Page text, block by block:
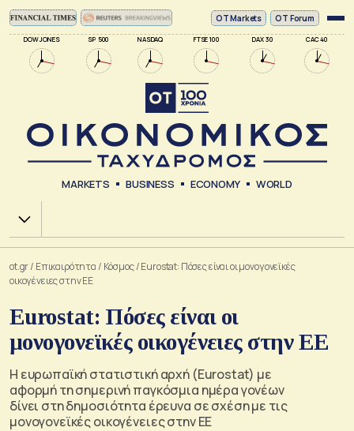
DOW JONES SP 500 NASDAQ FTSE 100 DAX 30 CAC 40
ΟΤ Markets OT Forum
MARKETS BUSINESS ECONOMY WORLD
Χ.Α.
ot.gr/ Επικαιρότητα / Κόσμος/Eurostat: Πόσες είναι οι μονογονεϊκές
οικογένειες στην ΕΕ
Eurostat: Πόσες είναι οι
μονογονεϊκές οικογένειες στην ΕΕ
Η ευρωπαϊκή στατιστική αρχή (Eurostat) με
αφορμή τη σημερινή παγκόσμια ημέρα γονέων
δίνει στη δημοσιότητα έρευνα σε σχέση με τις
μονογονεϊκές οικογένειες στην ΕΕ